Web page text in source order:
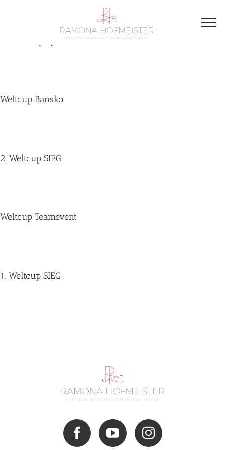
Winter Olympiade 2018
Weltcup Bansko
2. Weltcup SIEG
Weltcup Teamevent
1. Weltcup SIEG